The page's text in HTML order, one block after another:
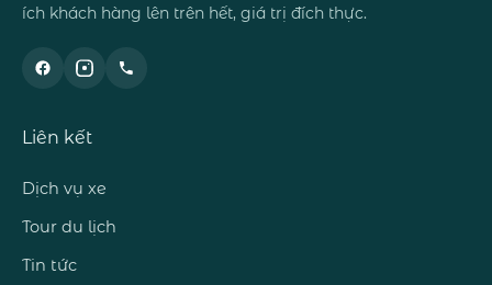
ích khách hàng lên trên hết, giá trị đích thực.
Liên kết
Dịch vụ xe
Tour du lịch
Tin tức